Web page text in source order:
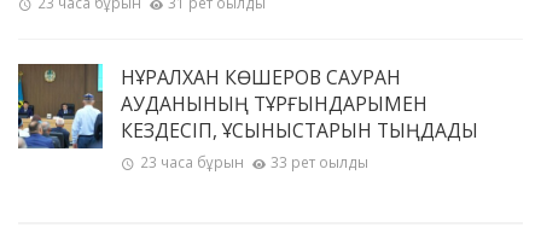
НҰРАЛХАН КӨШЕРОВ САУРАН
АУДАНЫНЫҢ ТҰРҒЫНДАРЫМЕН
КЕЗДЕСІП, ҰСЫНЫСТАРЫН ТЫҢДАДЫ
23 часа бұрын 33 рет оқылды